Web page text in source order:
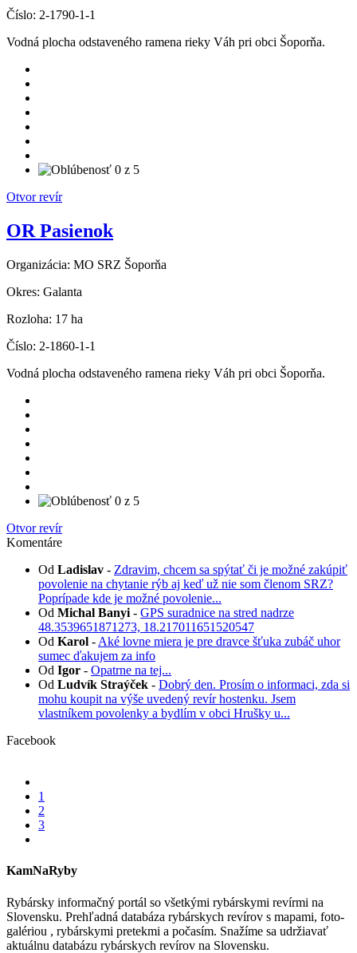
Číslo: 2-1790-1-1
Vodná plocha odstaveného ramena rieky Váh pri obci Šoporňa.
Otvor revír
OR Pasienok
Organizácia: MO SRZ Šoporňa
Okres: Galanta
Rozloha: 17 ha
Číslo: 2-1860-1-1
Vodná plocha odstaveného ramena rieky Váh pri obci Šoporňa.
Otvor revír
Komentáre
Od Ladislav - Zdravim, chcem sa spýtať či je možné zakúpiť
povolenie na chytanie rýb aj keď už nie som členom SRZ?
Poprípade kde je možné povolenie...
Od Michal Banyi - GPS suradnice na stred nadrze
48.3539651871273, 18.217011651520547
Od Karol - Aké lovne miera je pre dravce šťuka zubáč uhor
sumec ďakujem za info
Od Igor - Opatrne na tej...
Od Ludvík Straýček - Dobrý den. Prosím o informaci, zda si
mohu koupit na výše uvedený revír hostenku. Jsem
vlastníkem povolenky a bydlím v obci Hrušky u...
Facebook
1
2
3
KamNaRyby
Rybársky informačný portál so všetkými rybárskymi revírmi na
Slovensku. Prehľadná databáza rybárskych revírov s mapami, foto-
galériou , rybárskymi pretekmi a počasím. Snažíme sa udržiavať
aktuálnu databázu rybárskych revírov na Slovensku.